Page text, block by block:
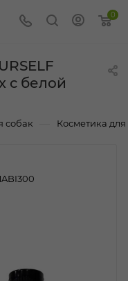
0
с белой
собак Косметика для